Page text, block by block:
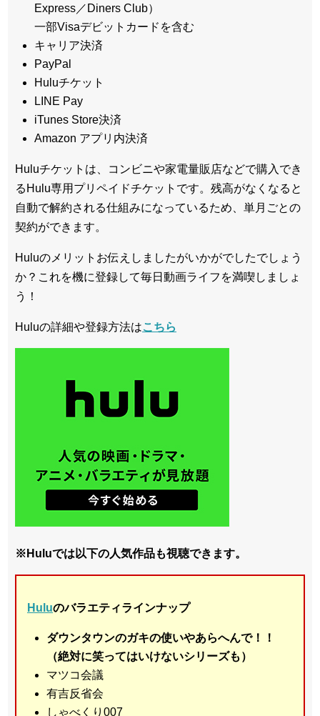
Express／Diners Club）
一部Visaデビットカードを含む
キャリア決済
PayPal
Huluチケット
LINE Pay
iTunes Store決済
Amazon アプリ内決済
Huluチケットは、コンビニや家電量販店などで購入でき
るHulu専用プリペイドチケットです。残高がなくなると
自動で解約される仕組みになっているため、単月ごとの
契約ができます。
Huluのメリットお伝えしましたがいかがでしたでしょう
か？これを機に登録して毎日動画ライフを満喫しましょ
う！
Huluの詳細や登録方法はこちら
※Huluでは以下の人気作品も視聴できます。
Huluのバラエティラインナップ
ダウンタウンのガキの使いやあらへんで！！
（絶対に笑ってはいけないシリーズも）
マツコ会議
有吉反省会
しゃべくり007